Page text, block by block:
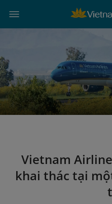
Vietnam
khai thác tại